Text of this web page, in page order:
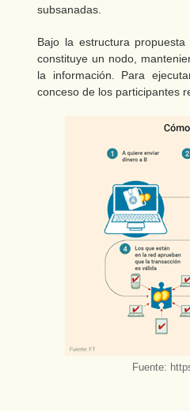
subsanadas.
Bajo la estructura
constituye un nodo,
la información. Para
conceso de los participantes
Fuente: